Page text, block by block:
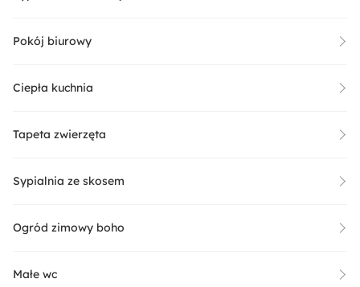
Pokój biurowy
Ciepła kuchnia
Tapeta zwierzęta
Sypialnia ze skosem
Ogród zimowy boho
Małe wc